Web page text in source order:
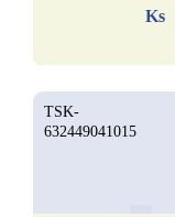
Ks
TSK-
632449041015